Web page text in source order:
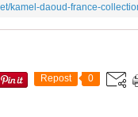
kamel-daoud-france-
Repost 0